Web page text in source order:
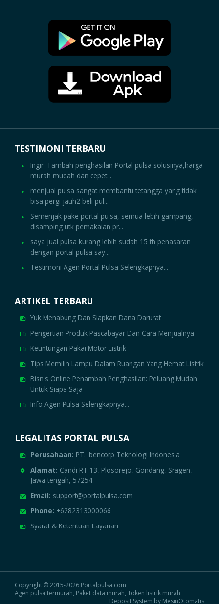
TESTIMONI TERBARU
Ingin Tambah penghasilan Portal pulsa solusinya,harga
murah mudah dan cepet...
menjual pulsa sangat membantu tetangga yang tidak
bisa pergi jauh2 beli pul...
Semenjak pake portal pulsa, semua lebih gampang,
disamping utk pemakaian pr...
saya jual pulsa kurang lebih sudah 15 th penasaran
dengan portal pulsa say...
Testimoni Agen Portal Pulsa Selengkapnya...
ARTIKEL TERBARU
Yuk Menabung Dan Siapkan Dana Darurat
Pengertian Produk Pascabayar Dan Cara Menjualnya
Keuntungan Pakai Motor Listrik
Tips Memilih Lampu Dalam Ruangan Yang Hemat Listrik
Bisnis Online Penambah Penghasilan: Peluang Mudah
Untuk Siapa Saja
Info Agen Pulsa Selengkapnya...
LEGALITAS PORTAL PULSA
Perusahaan: PT. Ibencorp Teknologi Indonesia
Alamat: Candi RT 13, Plosorejo, Gondang, Sragen,
Jawa tengah, 57254
Email: support@portalpulsa.com
Phone: +6282313000066
Syarat & Ketentuan Layanan
Copyright © 2015-2026 Portalpulsa.com
Agen pulsa termurah, Paket data murah, Token listrik murah
Deposit System by MesinOtomatis